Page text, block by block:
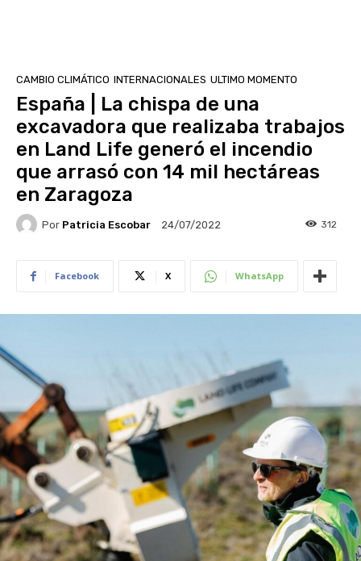
CAMBIO CLIMÁTICO INTERNACIONALES ULTIMO MOMENTO
España | La chispa de una
excavadora que realizaba trabajos
en Land Life generó el incendio
que arrasó con 14 mil hectáreas
en Zaragoza
Por Patricia Escobar 24/07/2022 312
Facebook X WhatsApp